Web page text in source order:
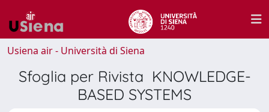
Usiena air - Università di Siena
Sfoglia per Rivista KNOWLEDGE-
BASED SYSTEMS